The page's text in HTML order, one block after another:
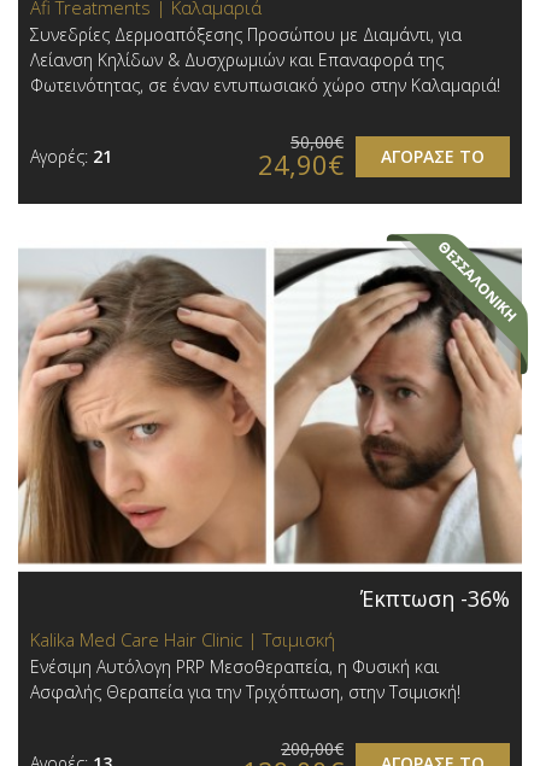
Afi Treatments | Καλαμαριά
Συνεδρίες Δερμοαπόξεσης Προσώπου με Διαμάντι, για
Λείανση Κηλίδων & Δυσχρωμιών και Επαναφορά της
Φωτεινότητας, σε έναν εντυπωσιακό χώρο στην Καλαμαριά!
Αγορές: 21 ΑΓΟΡΑΣΕ ΤΟ
50,00€
24,90€
Έκπτωση -36%
Kalika Med Care Hair Clinic | Τσιμισκή
Ενέσιμη Αυτόλογη PRP Μεσοθεραπεία, η Φυσική και
Ασφαλής Θεραπεία για την Τριχόπτωση, στην Τσιμισκή!
200,00€